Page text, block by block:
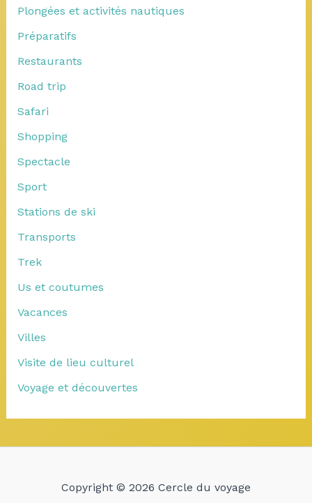
Plongées et activités nautiques
Préparatifs
Restaurants
Road trip
Safari
Shopping
Spectacle
Sport
Stations de ski
Transports
Trek
Us et coutumes
Vacances
Villes
Visite de lieu culturel
Voyage et découvertes
Copyright © 2026 Cercle du voyage